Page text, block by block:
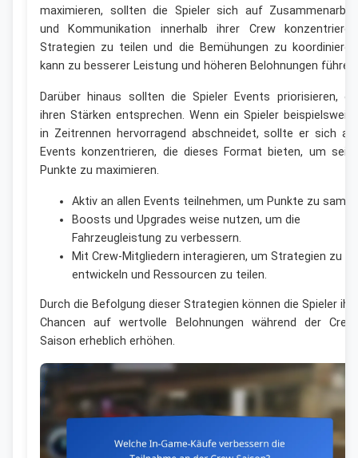
maximieren, sollten die Spieler sich auf
und Kommunikation innerhalb ihrer Crew
Strategien zu teilen und die Bemühungen zu
kann zu besserer Leistung und höheren Belohnungen führen.
Darüber hinaus sollten die Spieler Events priorisieren,
ihren Stärken entsprechen. Wenn ein Spieler
in Zeitrennen hervorragend abschneidet, sollte er sich
Events konzentrieren, die dieses Format bieten, um
Punkte zu maximieren.
Aktiv an allen Events teilnehmen, um Punkte zu
Boosts und Upgrades weise nutzen, um die
Fahrzeugleistung zu verbessern.
Mit Crew-Mitgliedern interagieren, um Strategien zu
entwickeln und Ressourcen zu teilen.
Durch die Befolgung dieser Strategien können die Spieler
Chancen auf wertvolle Belohnungen während der
Saison erheblich erhöhen.